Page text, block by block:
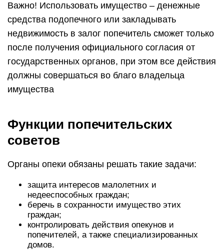
Важно! Использовать имущество – денежные
средства подопечного или закладывать
недвижимость в залог попечитель сможет только
после получения официального согласия от
государственных органов, при этом все действия
должны совершаться во благо владельца
имущества
Функции попечительских
советов
Органы опеки обязаны решать такие задачи:
защита интересов малолетних и
недееспособных граждан;
беречь в сохранности имущество этих
граждан;
контролировать действия опекунов и
попечителей, а также специализированных
домов.